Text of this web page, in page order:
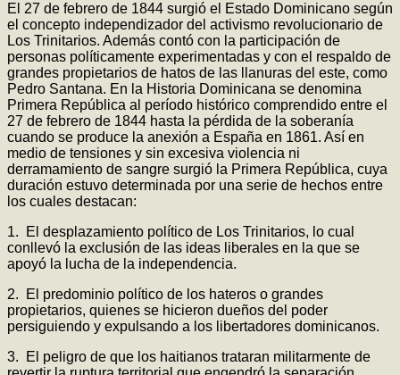
El 27 de febrero de 1844 surgió el Estado Dominicano según
el concepto independizador del activismo revolucionario de
Los Trinitarios. Además contó con la participación de
personas políticamente experimentadas y con el respaldo de
grandes propietarios de hatos de las llanuras del este, como
Pedro Santana. En la Historia Dominicana se denomina
Primera República al período histórico comprendido entre el
27 de febrero de 1844 hasta la pérdida de la soberanía
cuando se produce la anexión a España en 1861. Así en
medio de tensiones y sin excesiva violencia ni
derramamiento de sangre surgió la Primera República, cuya
duración estuvo determinada por una serie de hechos entre
los cuales destacan:
1. El desplazamiento político de Los Trinitarios, lo cual
conllevó la exclusión de las ideas liberales en la que se
apoyó la lucha de la independencia.
2. El predominio político de los hateros o grandes
propietarios, quienes se hicieron dueños del poder
persiguiendo y expulsando a los libertadores dominicanos.
3. El peligro de que los haitianos trataran militarmente de